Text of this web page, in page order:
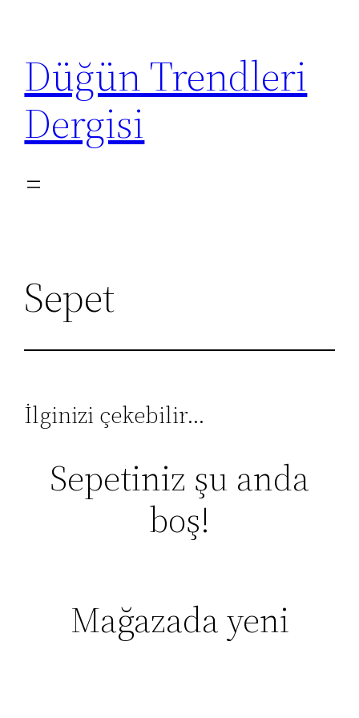
Düğün Trendleri
Dergisi
Sepet
İlginizi çekebilir…
Sepetiniz şu anda
boş!
Mağazada yeni